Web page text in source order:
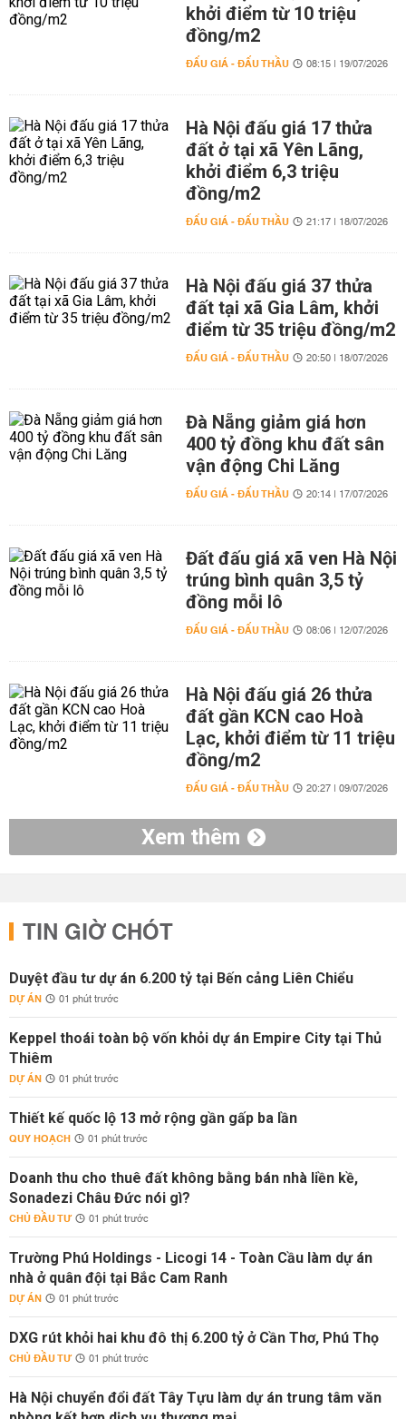
khởi điểm từ 10 triệu
đồng/m2
ĐẤU GIÁ - ĐẤU THẦU 08:15 | 19/07/2026
Hà Nội đấu giá 17 thửa
đất ở tại xã Yên Lãng,
khởi điểm 6,3 triệu
đồng/m2
ĐẤU GIÁ - ĐẤU THẦU 21:17 | 18/07/2026
Hà Nội đấu giá 37 thửa
đất tại xã Gia Lâm, khởi
điểm từ 35 triệu đồng/m2
ĐẤU GIÁ - ĐẤU THẦU 20:50 | 18/07/2026
Đà Nẵng giảm giá hơn
400 tỷ đồng khu đất sân
vận động Chi Lăng
ĐẤU GIÁ - ĐẤU THẦU 20:14 | 17/07/2026
Đất đấu giá xã ven Hà Nội
trúng bình quân 3,5 tỷ
đồng mỗi lô
ĐẤU GIÁ - ĐẤU THẦU 08:06 | 12/07/2026
Hà Nội đấu giá 26 thửa
đất gần KCN cao Hoà
Lạc, khởi điểm từ 11 triệu
đồng/m2
ĐẤU GIÁ - ĐẤU THẦU 20:27 | 09/07/2026
Xem thêm
TIN GIỜ CHÓT
Duyệt đầu tư dự án 6.200 tỷ tại Bến cảng Liên Chiểu
DỰ ÁN 01 phút trước
Keppel thoái toàn bộ vốn khỏi dự án Empire City tại Thủ
Thiêm
DỰ ÁN 01 phút trước
Thiết kế quốc lộ 13 mở rộng gần gấp ba lần
QUY HOẠCH 01 phút trước
Doanh thu cho thuê đất không bằng bán nhà liền kề,
Sonadezi Châu Đức nói gì?
CHỦ ĐẦU TƯ 01 phút trước
Trường Phú Holdings - Licogi 14 - Toàn Cầu làm dự án
nhà ở quân đội tại Bắc Cam Ranh
DỰ ÁN 01 phút trước
DXG rút khỏi hai khu đô thị 6.200 tỷ ở Cần Thơ, Phú Thọ
CHỦ ĐẦU TƯ 01 phút trước
Hà Nội chuyển đổi đất Tây Tựu làm dự án trung tâm văn